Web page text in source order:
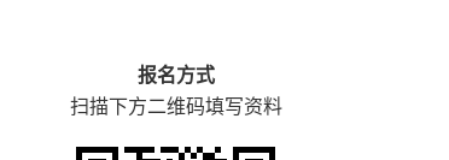
报名方式
扫描下方二维码填写资料